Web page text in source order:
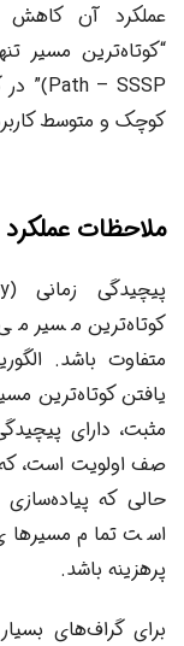
عملکرد آن کاهش
کوچک و متوسط
ملاحظات عملکرد
کوتاه‌ترین مسیر
یافتن کوتاه‌ترین
است تمام
پرهزینه باشد.
برای گراف‌های